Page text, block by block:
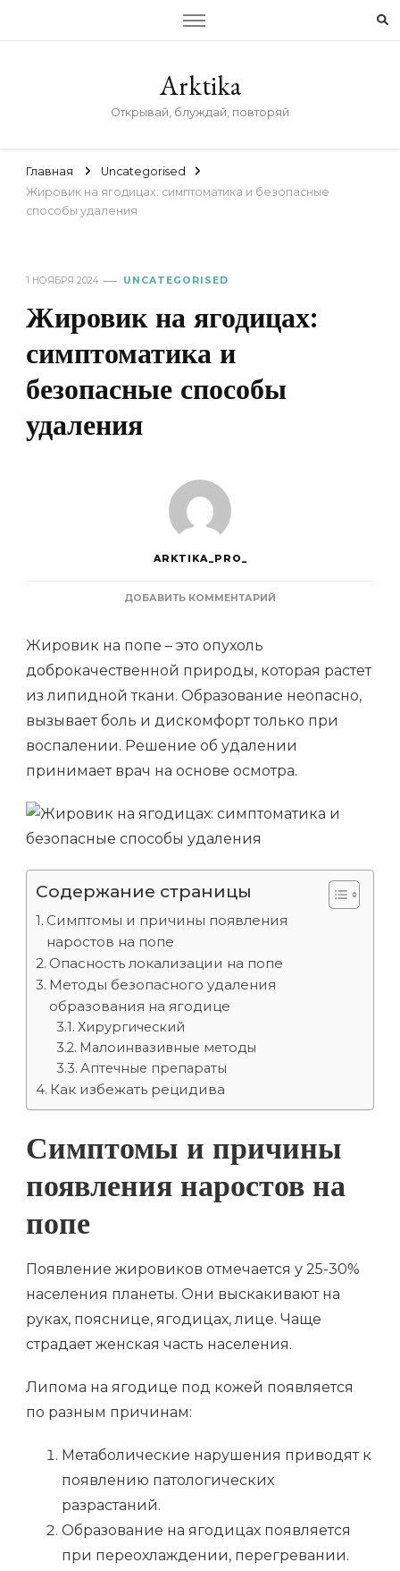
Arktika
Открывай, блуждай, повторяй
Главная
Uncategorised
Жировик на ягодицах: симптоматика и безопасные
способы удаления
1 НОЯБРЯ 2024 UNCATEGORISED
Жировик на ягодицах:
симптоматика и
безопасные способы
удаления
ARKTIKA_PRO_
ДОБАВИТЬ КОММЕНТАРИЙ
СИМПТОМАТИКА
И
СПОСОБЫ
УДАЛЕНИЯ
Жировик на попе – это опухоль
доброкачественной природы, которая растет
из липидной ткани. Образование неопасно,
вызывает боль и дискомфорт только при
воспалении. Решение об удалении
принимает врач на основе осмотра.
Содержание страницы
Симптомы и причины появления
наростов на попе
Опасность локализации на попе
Методы безопасного удаления
образования на ягодице
Хирургический
Малоинвазивные методы
Аптечные препараты
Как избежать рецидива
Симптомы и причины
появления наростов на
попе
Появление жировиков отмечается у 25-30%
населения планеты. Они выскакивают на
руках, пояснице, ягодицах, лице. Чаще
страдает женская часть населения.
Липома на ягодице под кожей появляется
по разным причинам:
Метаболические нарушения приводят к
появлению патологических
разрастаний.
Образование на ягодицах появляется
при переохлаждении, перегревании.